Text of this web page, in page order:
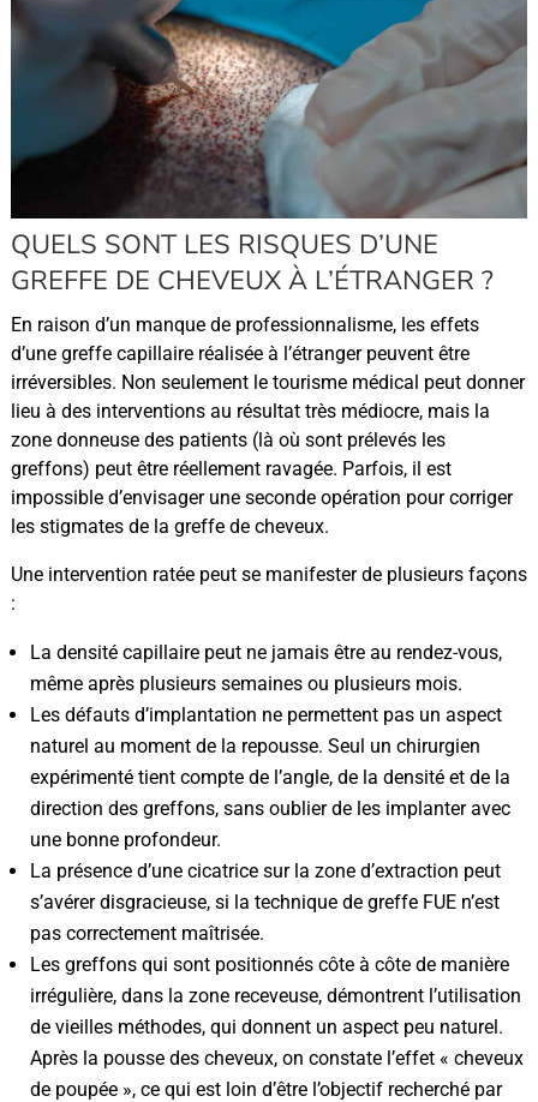
QUELS SONT LES RISQUES D’UNE
GREFFE DE CHEVEUX À L’ÉTRANGER ?
En raison d’un manque de professionnalisme, les effets
d’une greffe capillaire réalisée à l’étranger peuvent être
irréversibles. Non seulement le tourisme médical peut donner
lieu à des interventions au résultat très médiocre, mais la
zone donneuse des patients (là où sont prélevés les
greffons) peut être réellement ravagée. Parfois, il est
impossible d’envisager une seconde opération pour corriger
les stigmates de la greffe de cheveux.
Une intervention ratée peut se manifester de plusieurs façons
:
La densité capillaire peut ne jamais être au rendez-vous,
même après plusieurs semaines ou plusieurs mois.
Les défauts d’implantation ne permettent pas un aspect
naturel au moment de la repousse. Seul un chirurgien
expérimenté tient compte de l’angle, de la densité et de la
direction des greffons, sans oublier de les implanter avec
une bonne profondeur.
La présence d’une cicatrice sur la zone d’extraction peut
s’avérer disgracieuse, si la technique de greffe FUE n’est
pas correctement maîtrisée.
Les greffons qui sont positionnés côte à côte de manière
irrégulière, dans la zone receveuse, démontrent l’utilisation
de vieilles méthodes, qui donnent un aspect peu naturel.
Après la pousse des cheveux, on constate l’effet « cheveux
de poupée », ce qui est loin d’être l’objectif recherché par